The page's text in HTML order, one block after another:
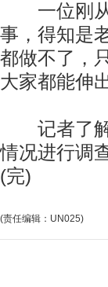
一位刚从
事，得知是
都做不了，
大家都能伸
记者了解
情况进行调
(完)
(责任编辑：UN025)